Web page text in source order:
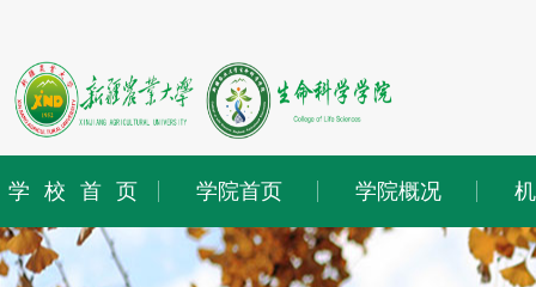
学校首页 学院首页 学院概况